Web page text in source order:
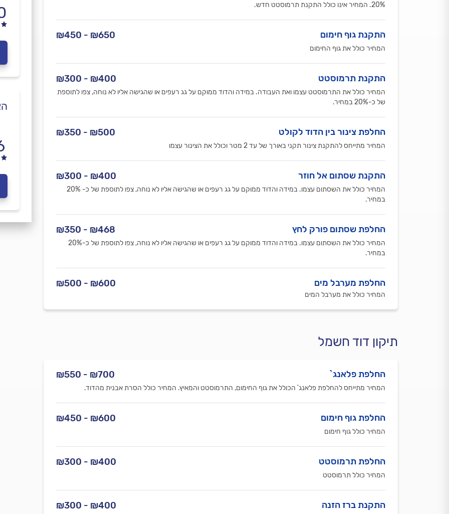
20%. המחיר אינו כולל התקנת תרמוסטט חדש.
התקנת גוף חימום ₪650 - ₪450
המחיר כולל את גוף החימום
התקנת תרמוסטט ₪400 - ₪300
המחיר כולל את התרמוסטט עצמו ואת העבודה. במידה והדוד ממוקם על גג רעפים או שהגישה אליו לא נוחה, צפו לתוספת
של כ-20% במחיר.
החלפת צינור בין הדוד לקולט ₪500 - ₪350
המחיר מתייחס להתקנת צינור תקני באורך של עד 2 מטר וכולל את הצינור עצמו
התקנת שסתום אל חוזר ₪400 - ₪300
המחיר כולל את השסתום עצמו. במידה והדוד ממוקם על גג רעפים או שהגישה אליו לא נוחה, צפו לתוספת של כ- 20%
במחיר.
החלפת שסתום פורק לחץ ₪468 - ₪350
המחיר כולל את השסתום עצמו. במידה והדוד ממוקם על גג רעפים או שהגישה אליו לא נוחה, צפו לתוספת של כ-20%
במחיר.
החלפת מערבל מים ₪600 - ₪500
המחיר כולל את מערבל המים
תיקון דוד חשמל
החלפת פלאנג` ₪700 - ₪550
המחיר מתייחס להחלפת פלאנג' הכולל את גוף החימום, התרמוסטט והמאיץ. המחיר כולל הסרת אבנית מהדוד.
החלפת גוף חימום ₪600 - ₪450
המחיר כולל גוף חימום
החלפת תרמוסטט ₪400 - ₪300
המחיר כולל תרמוסטט
התקנת ברז הזנה ₪400 - ₪300